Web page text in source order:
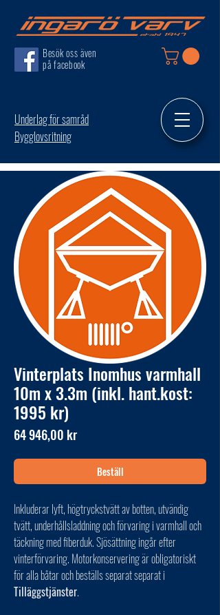
Besök oss även
på facebook
Underlag för samråd
Bygglovsritning
Vinterplats Inomhus varmhall
10m x 3.3m (inkl. hant.kost:
1995 kr)
64 946,00 krPris
Beställ
Inkluderar lyft, högtryckstvätt av botten, utvändig
tvätt, underhållsladdning och förvaring i varmhall och
täckning med fiberduk. Sjösättning ingår efter
vinterförvaring. Motorkonservering är obligatoriskt
för alla båtar och beställs separat separat i
Tilläggstjänster.